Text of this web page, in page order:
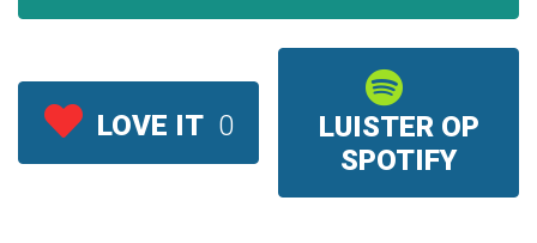
LOVE IT 0
LUISTER OP
SPOTIFY